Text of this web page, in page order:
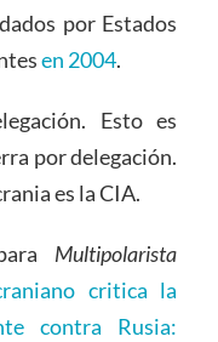
por Estados
en 2004.
Esto es
por delegación.
es la CIA.
Multipolarista
critica la
contra Rusia: